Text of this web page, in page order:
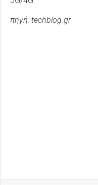
πηγή: techblog.gr